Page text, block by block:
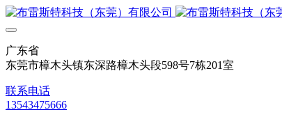
广东省
东莞市樟木头镇东深路樟木头段598号7栋201室
联系电话
13543475666